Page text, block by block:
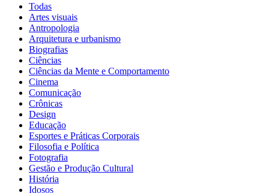
Todas
Artes visuais
Antropologia
Arquitetura e urbanismo
Biografias
Ciências
Ciências da Mente e Comportamento
Cinema
Comunicação
Crônicas
Design
Educação
Esportes e Práticas Corporais
Filosofia e Política
Fotografia
Gestão e Produção Cultural
História
Idosos